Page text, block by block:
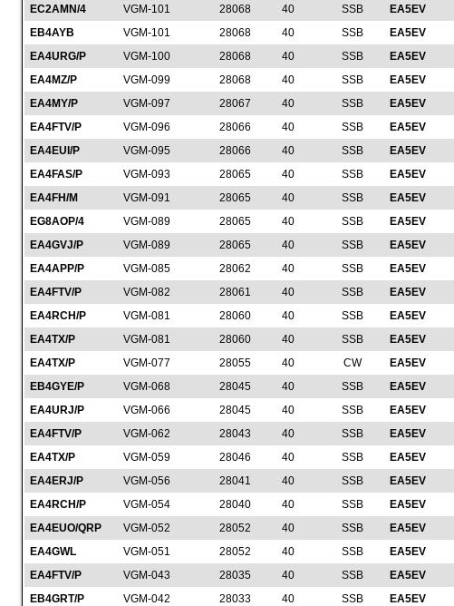
EC2AMN/4
VGM-101 28068 40 SSB EA5EV
EB4AYB
VGM-101 28068 40 SSB EA5EV
EA4URG/P
VGM-100 28068 40 SSB EA5EV
EA4MZ/P
VGM-099 28068 40 SSB EA5EV
EA4MY/P
VGM-097 28067 40 SSB EA5EV
EA4FTV/P
VGM-096 28066 40 SSB EA5EV
EA4EUI/P
VGM-095 28066 40 SSB EA5EV
EA4FAS/P
VGM-093 28065 40 SSB EA5EV
EA4FH/M
VGM-091 28065 40 SSB EA5EV
EG8AOP/4
VGM-089 28065 40 SSB EA5EV
EA4GVJ/P
VGM-089 28065 40 SSB EA5EV
EA4APP/P
VGM-085 28062 40 SSB EA5EV
EA4FTV/P
VGM-082 28061 40 SSB EA5EV
EA4RCH/P
VGM-081 28060 40 SSB EA5EV
EA4TX/P
VGM-081 28060 40 SSB EA5EV
EA4TX/P
VGM-077 28055 40 CW EA5EV
EB4GYE/P
VGM-068 28045 40 SSB EA5EV
EA4URJ/P
VGM-066 28045 40 SSB EA5EV
EA4FTV/P
VGM-062 28043 40 SSB EA5EV
EA4TX/P
VGM-059 28046 40 SSB EA5EV
EA4ERJ/P
VGM-056 28041 40 SSB EA5EV
EA4RCH/P
VGM-054 28040 40 SSB EA5EV
EA4EUO/QRP
VGM-052 28052 40 SSB EA5EV
EA4GWL
VGM-051 28052 40 SSB EA5EV
EA4FTV/P
VGM-043 28035 40 SSB EA5EV
EB4GRT/P
VGM-042 28033 40 SSB EA5EV